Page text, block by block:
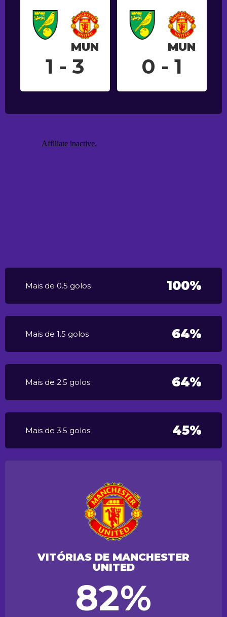
MUN
1 - 3
MUN
0 - 1
Mais de 0.5 golos 100%
Mais de 1.5 golos 64%
Mais de 2.5 golos 64%
Mais de 3.5 golos 45%
VITÓRIAS DE MANCHESTER
UNITED
82%